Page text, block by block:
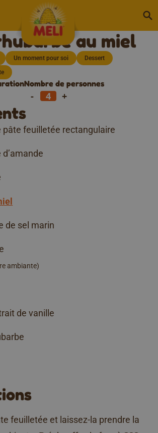
au miel
Un moment pour soi
Dessert
Nombre de personnes
- +
pâte feuilletée rectangulaire
de sel marin
ambiante)
de vanille
feuilletée et laissez-la prendre la